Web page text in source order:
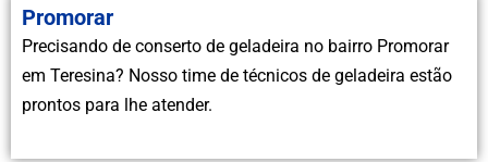
Promorar
Precisando de conserto de geladeira no bairro Promorar
em Teresina? Nosso time de técnicos de geladeira estão
prontos para lhe atender.